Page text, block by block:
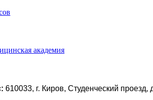
академия
610033, г. Киров, Студенческий проезд,